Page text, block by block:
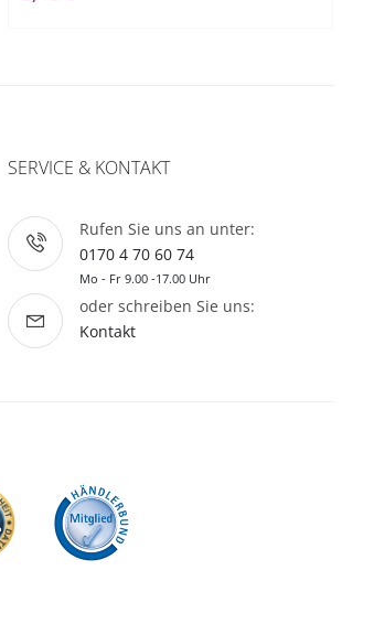
SERVICE & KONTAKT
Rufen Sie uns an unter:
0170 4 70 60 74
Mo - Fr 9.00 -17.00 Uhr
oder schreiben Sie uns:
Kontakt